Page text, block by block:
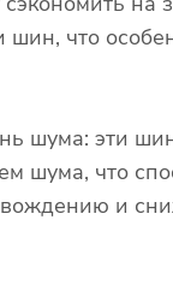
шин, что
шума: эти
шума, что
и